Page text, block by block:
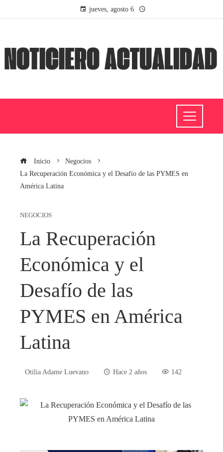
jueves, agosto 6
Inicio
Negocios
La Recuperación Económica y el Desafío de las PYMES en
América Latina
NEGOCIOS
La Recuperación
Económica y el
Desafío de las
PYMES en América
Latina
Otilia Adame Luevano Hace 2 años 142